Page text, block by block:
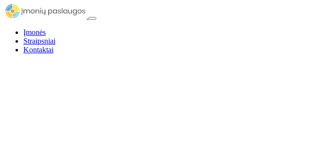
Įmonės
Straipsniai
Kontaktai